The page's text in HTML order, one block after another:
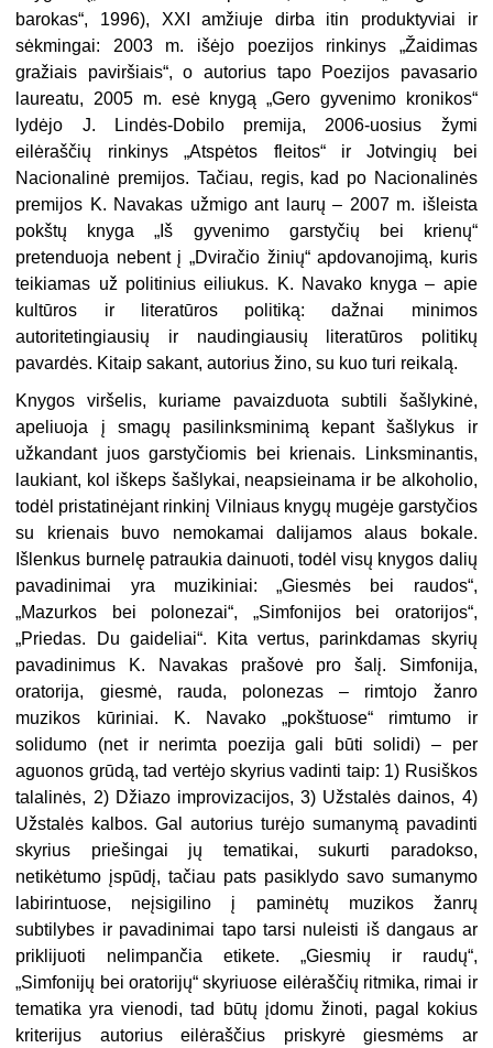
barokas“, 1996), XXI amžiuje dirba itin produktyviai ir
sėkmingai: 2003 m. išėjo poezijos rinkinys „Žaidimas
gražiais paviršiais“, o autorius tapo Poezijos pavasario
laureatu, 2005 m. esė knygą „Gero gyvenimo kronikos“
lydėjo J. Lindės-Dobilo premija, 2006-uosius žymi
eilėraščių rinkinys „Atspėtos fleitos“ ir Jotvingių bei
Nacionalinė premijos. Tačiau, regis, kad po Nacionalinės
premijos K. Navakas užmigo ant laurų – 2007 m. išleista
pokštų knyga „Iš gyvenimo garstyčių bei krienų“
pretenduoja nebent į „Dviračio žinių“ apdovanojimą, kuris
teikiamas už politinius eiliukus. K. Navako knyga – apie
kultūros ir literatūros politiką: dažnai minimos
autoritetingiausių ir naudingiausių literatūros politikų
pavardės. Kitaip sakant, autorius žino, su kuo turi reikalą.
Knygos viršelis, kuriame pavaizduota subtili šašlykinė,
apeliuoja į smagų pasilinksminimą kepant šašlykus ir
užkandant juos garstyčiomis bei krienais. Linksminantis,
laukiant, kol iškeps šašlykai, neapsieinama ir be alkoholio,
todėl pristatinėjant rinkinį Vilniaus knygų mugėje garstyčios
su krienais buvo nemokamai dalijamos alaus bokale.
Išlenkus burnelę patraukia dainuoti, todėl visų knygos dalių
pavadinimai yra muzikiniai: „Giesmės bei raudos“,
„Mazurkos bei polonezai“, „Simfonijos bei oratorijos“,
„Priedas. Du gaideliai“. Kita vertus, parinkdamas skyrių
pavadinimus K. Navakas prašovė pro šalį. Simfonija,
oratorija, giesmė, rauda, polonezas – rimtojo žanro
muzikos kūriniai. K. Navako „pokštuose“ rimtumo ir
solidumo (net ir nerimta poezija gali būti solidi) – per
aguonos grūdą, tad vertėjo skyrius vadinti taip: 1) Rusiškos
talalinės, 2) Džiazo improvizacijos, 3) Užstalės dainos, 4)
Užstalės kalbos. Gal autorius turėjo sumanymą pavadinti
skyrius priešingai jų tematikai, sukurti paradokso,
netikėtumo įspūdį, tačiau pats pasiklydo savo sumanymo
labirintuose, neįsigilino į paminėtų muzikos žanrų
subtilybes ir pavadinimai tapo tarsi nuleisti iš dangaus ar
priklijuoti nelimpančia etikete. „Giesmių ir raudų“,
„Simfonijų bei oratorijų“ skyriuose eilėraščių ritmika, rimai ir
tematika yra vienodi, tad būtų įdomu žinoti, pagal kokius
kriterijus autorius eilėraščius priskyrė giesmėms ar